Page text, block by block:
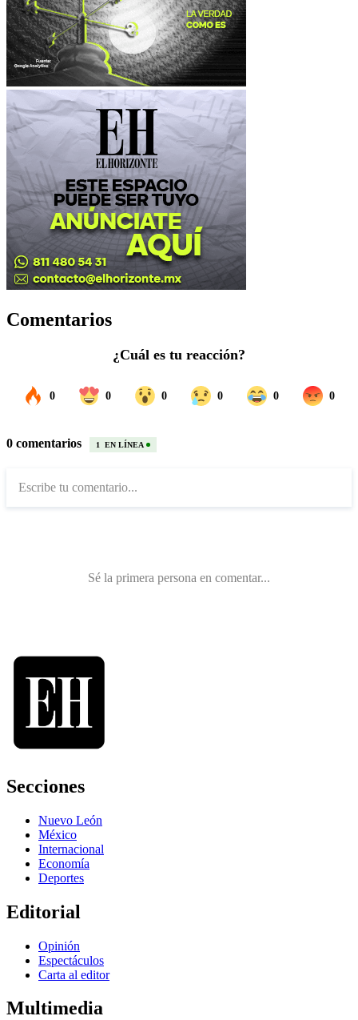
Comentarios
Secciones
Nuevo León
México
Internacional
Economía
Deportes
Editorial
Opinión
Espectáculos
Carta al editor
Multimedia